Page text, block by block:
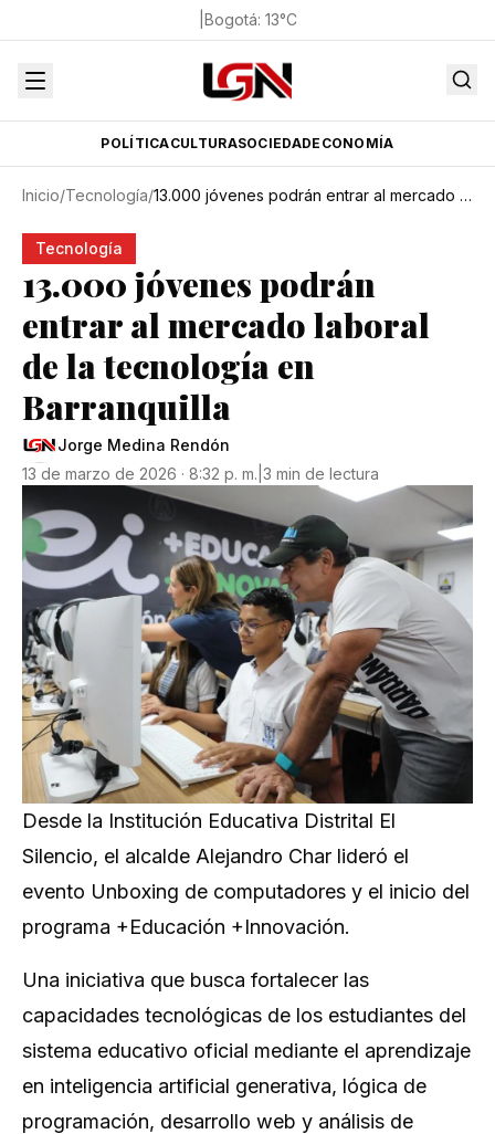
Bogotá: 13°C
POLÍTICACULTURASOCIEDADECONOMÍA
Inicio/Tecnología/ 13.000 jóvenes podrán entrar al mercado laboral de la tecnología en Barranquilla
Tecnología
13.000 jóvenes podrán
entrar al mercado laboral
de la tecnología en
Barranquilla
Jorge Medina Rendón
13 de marzo de 2026 · 8:32 p. m. 3 min de lectura
Desde la Institución Educativa Distrital El
Silencio, el alcalde Alejandro Char lideró el
evento Unboxing de computadores y el inicio del
programa +Educación +Innovación.
Una iniciativa que busca fortalecer las
capacidades tecnológicas de los estudiantes del
sistema educativo oficial mediante el aprendizaje
en inteligencia artificial generativa, lógica de
programación, desarrollo web y análisis de